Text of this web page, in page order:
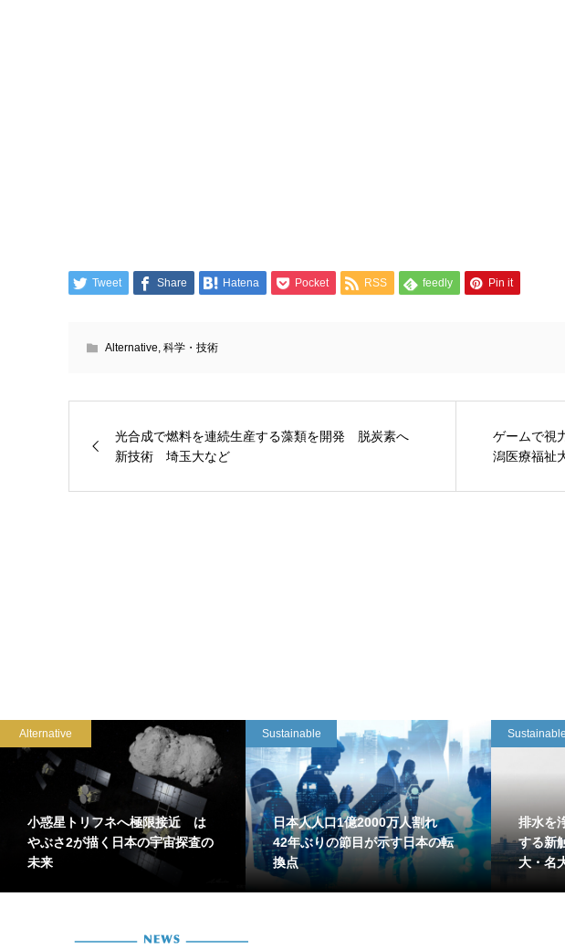
Tweet Share Hatena Pocket RSS feedly Pin it
Alternative, 科学・技術
光合成で燃料を連続生産する藻類を開発 脱炭素へ
新技術 埼玉大など
ゲームで視
潟医療福祉
Alternative
小惑星トリフネへ極限接近 は
やぶさ2が描く日本の宇宙探査の
未来
Sustainable
日本人人口1億2000万人割れ
42年ぶりの節目が示す日本の転
換点
Sustainable
排水を
する新
大・名